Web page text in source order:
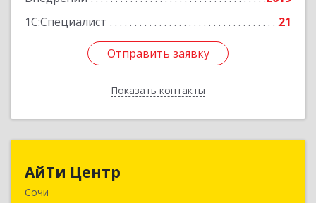
1С:Специалист
21
Отправить заявку
Показать контакты
Отправить заявку
Назад
АйТи Центр
Сочи
354000, Краснодарский край, Сочи, Московская